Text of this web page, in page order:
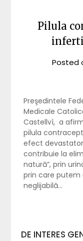
Pilula
Posted
Preşedintele
Medicale
Castellvì, a
pilula
efect
contribuie la
natură”, prin
prin care putem
neglijabilă…
DE INTERES